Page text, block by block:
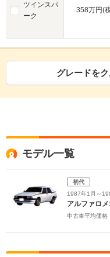
ツインスパ
ーク
358万円(
グレードを
モデル一覧
初代
1987年1月～
アルファロ
中古車平均価格